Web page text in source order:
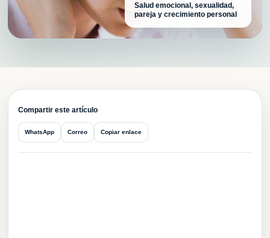
CPV
Salud emocional, sexualidad,
pareja y crecimiento personal
Compartir este artículo
WhatsApp Correo Copiar enlace